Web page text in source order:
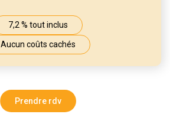
7,2 % tout inclus
Aucun coûts cachés
Prendre rdv